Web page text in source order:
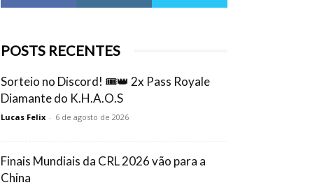
POSTS RECENTES
Sorteio no Discord! 🎟️👑 2x Pass Royale
Diamante do K.H.A.O.S
Lucas Felix - 6 de agosto de 2026
Finais Mundiais da CRL 2026 vão para a
China